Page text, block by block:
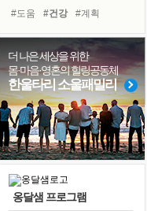
꿈이 실제가 되는 것
'말 타는 법'을 먼저
졸업식 사진을 보며
아픈 아버지를 위한 공간 설계
극심한 변비, 어깨결림, 수면 장애
보고 싶은 어머니
유년 시절의 부산 영도 바다
못된 꼰대들
거울 속의 나
#도움
#건강
#계획
#힐링
#경험
#바이러스
#유튜브
#리더
#아이들
#삶
#명상 #선택
#독서
#비전캠프
#나눔
더 나은 세상을 위한
몸·마음·영혼의 힐링공동체
한울타리 소울패밀리
옹달샘 프로그램